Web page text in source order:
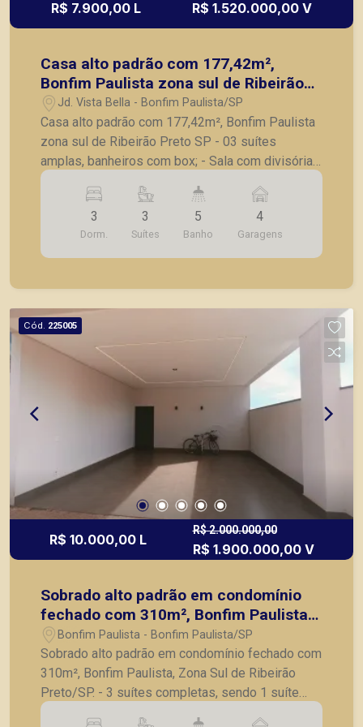
R$ 7.900,00 L R$ 1.520.000,00 V
Casa alto padrão com 177,42m²,
Bonfim Paulista zona sul de Ribeirão
Preto SP
Jd. Vista Bella - Bonfim Paulista/SP
Casa alto padrão com 177,42m², Bonfim Paulista
zona sul de Ribeirão Preto SP - 03 suítes
amplas, banheiros com box; - Sala com divisória
de vidro; - Lavabo; - Iluminação completa e
rodapé embutido - Cozinha integrada a área
gourmet, com ilha, cooktop e exaustores; -
Piscina - Lavanderia - Vestuário com banheiro -
04 vagas de garagem. A Piramid tem como
prontos, usados ou mesmo nos principais
lançamentos da cidade de Ribeirão Preto.
3
Dorm.
3
Suítes
5
Banho
4
Garagens
Cód. 225005
R$ 10.000,00 L
R$ 2.000.000,00
R$ 1.900.000,00 V
Sobrado alto padrão em condomínio
fechado com 310m², Bonfim Paulista,
Zona Sul de Ribeirão Preto/SP.
Bonfim Paulista - Bonfim Paulista/SP
Sobrado alto padrão em condomínio fechado com
310m², Bonfim Paulista, Zona Sul de Ribeirão
Preto/SP. - 3 suítes completas, sendo 1 suíte
master com closet e sacada privativa; - Lavabo; -